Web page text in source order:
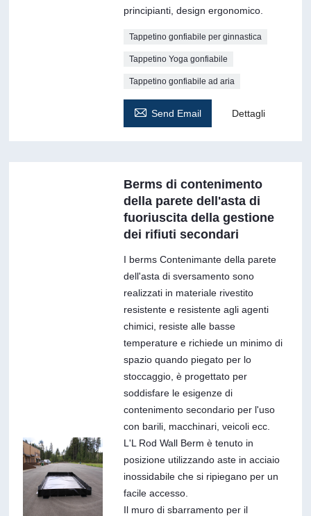
principianti, design ergonomico.
Tappetino gonfiabile per ginnastica
Tappetino Yoga gonfiabile
Tappetino gonfiabile ad aria
 Send Email Dettagli
Berms di contenimento
della parete dell'asta di
fuoriuscita della gestione
dei rifiuti secondari
I berms Contenimante della parete
dell'asta di sversamento sono
realizzati in materiale rivestito
resistente e resistente agli agenti
chimici, resiste alle basse
temperature e richiede un minimo di
spazio quando piegato per lo
stoccaggio, è progettato per
soddisfare le esigenze di
contenimento secondario per l'uso
con barili, macchinari, veicoli ecc.
L'L Rod Wall Berm è tenuto in
posizione utilizzando aste in acciaio
inossidabile che si ripiegano per un
facile accesso.
Il muro di sbarramento per il